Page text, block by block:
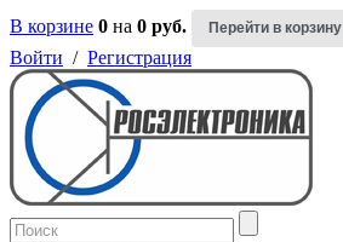
В корзине 0 на 0 руб. Перейти в корзину
Войти / Регистрация